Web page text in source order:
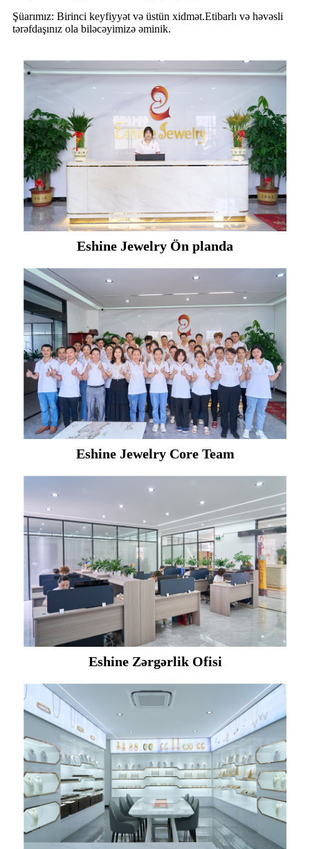
Şüarımız: Birinci keyfiyyət və üstün xidmət.Etibarlı və həvəsli
tərəfdaşınız ola biləcəyimizə əminik.
Eshine Jewelry Ön planda
Eshine Jewelry Core Team
Eshine Zərgərlik Ofisi